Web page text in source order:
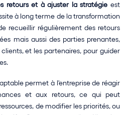
retours et à ajuster la stratégie est
à long terme de la transformation
recueillir régulièrement des retours
mais aussi des parties prenantes,
et les partenaires, pour guider
permet à l'entreprise de réagir
et aux retours, ce qui peut
de modifier les priorités, ou